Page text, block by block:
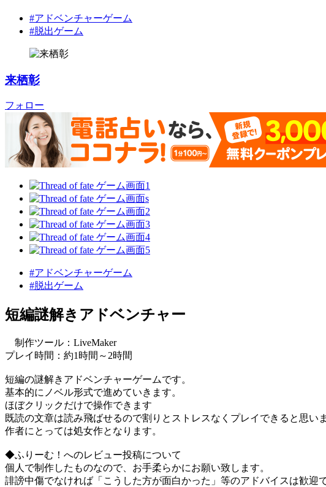
#アドベンチャーゲーム
#脱出ゲーム
来栖彰
フォロー
#アドベンチャーゲーム
#脱出ゲーム
短編謎解きアドベンチャー
制作ツール：LiveMaker
プレイ時間：約1時間～2時間
短編の謎解きアドベンチャーゲームです。
基本的にノベル形式で進めていきます。
ほぼクリックだけで操作できます
既読の文章は読み飛ばせるので割りとストレスなくプレイできると思いま
作者にとっては処女作となります。
◆ふりーむ！へのレビュー投稿について
個人で制作したものなので、お手柔らかにお願い致します。
誹謗中傷でなければ「こうした方が面白かった」等のアドバイスは歓迎で